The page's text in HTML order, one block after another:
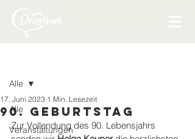
Alle
Veranstaltungen
Alle
90. Geburtstag
17. Juni 2023 1 Min. Lesezeit
Zur Vollendung des 90. Lebensjahrs